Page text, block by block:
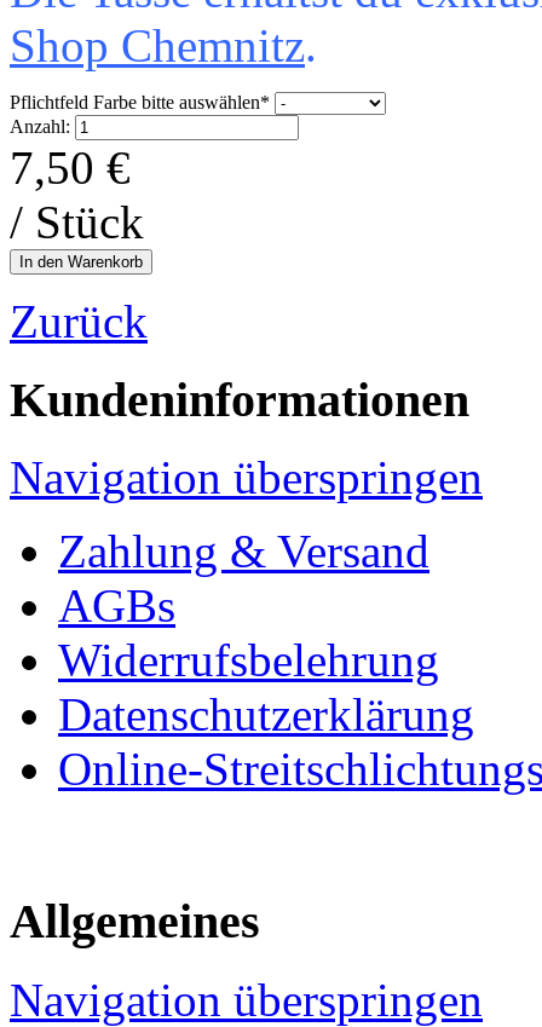
Shop Chemnitz.
Pflichtfeld Farbe bitte auswählen*
Anzahl:
7,50 €
/ Stück
Zurück
Kundeninformationen
Navigation überspringen
Zahlung & Versand
AGBs
Widerrufsbelehrung
Datenschutzerklärung
Online-
Allgemeines
Navigation überspringen